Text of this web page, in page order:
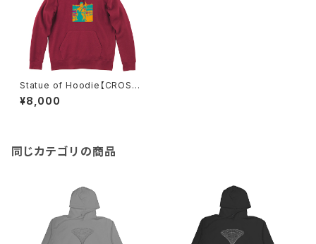
Statue of Hoodie【CROSSJ
AM】
¥8,000
同じカテゴリの商品